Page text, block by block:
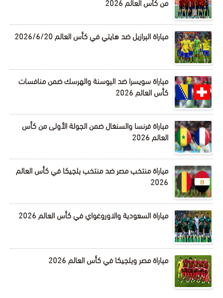
مباراة البرازيل ضد هايتي في كأس العالم 2026/6/20
مباراة سويسرا ضد البوسنة والهرسك ضمن منافسات
كأس العالم 2026
مباراة فرنسا والسنغال ضمن الجولة الأولى من كأس
العالم 2026
مباراة منتخب مصر ضد منتخب بلجيكا في كأس العالم
2026
مباراة السعودية والاوروغواي في كأس العالم 2026
مباراة مصر وبلجيكا في كأس العالم 2026